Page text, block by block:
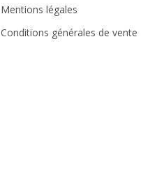
Mentions légales
Conditions générales de vente